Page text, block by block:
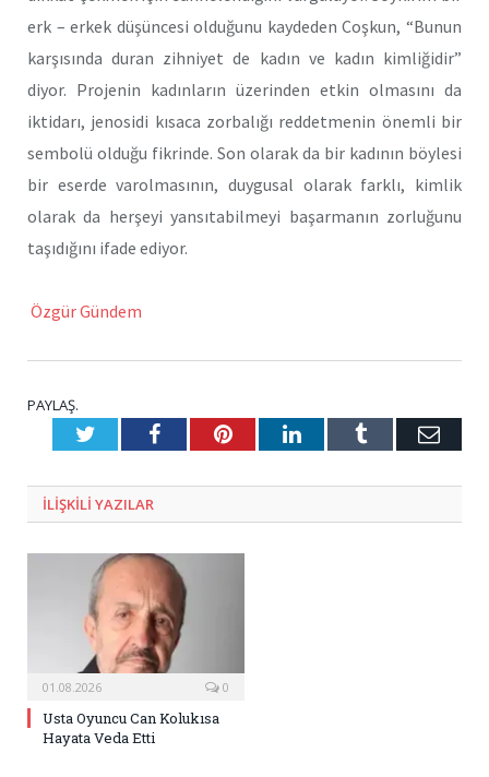
erk – erkek düşüncesi olduğunu kaydeden Coşkun, “Bunun
karşısında duran zihniyet de kadın ve kadın kimliğidir”
diyor. Projenin kadınların üzerinden etkin olmasını da
iktidarı, jenosidi kısaca zorbalığı reddetmenin önemli bir
sembolü olduğu fikrinde. Son olarak da bir kadının böylesi
bir eserde varolmasının, duygusal olarak farklı, kimlik
olarak da herşeyi yansıtabilmeyi başarmanın zorluğunu
taşıdığını ifade ediyor.
Özgür Gündem
PAYLAŞ.
TwitterFacebookPinterestLinkedInTumblr E-
ILIŞKILI YAZILAR
01.08.2026 0
Usta Oyuncu Can Kolukısa
Hayata Veda Etti